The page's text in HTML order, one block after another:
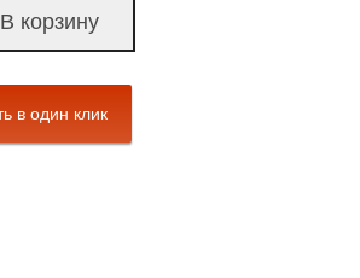
В корзину